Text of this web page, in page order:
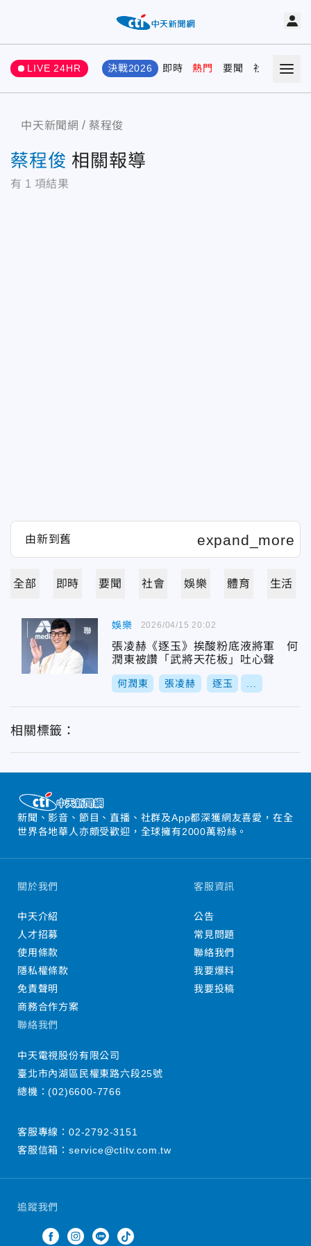
LIVE 24HR 決戰2026 即時 熱門 要聞 社會 娛樂
中天新聞網 蔡程俊
蔡程俊 相關報導
有 1 項結果
全部 即時 要聞 社會 娛樂 體育 生活
娛樂
張凌赫《逐玉》挨酸粉底液將軍 何
潤東被讚「武將天花板」吐心聲
何潤東 張凌赫 逐玉
2026/04/15 20:02
相關標籤：
新聞、影音、節目、直播、社群及App都深獲網友喜愛，在全
世界各地華人亦頗受歡迎，全球擁有2000萬粉絲。
追蹤我們
關於我們
中天介紹
人才招募
使用條款
隱私權條款
免責聲明
商務合作方案
客服資訊
公告
常見問題
聯絡我們
我要爆料
我要投稿
聯絡我們
中天電視股份有限公司
臺北市內湖區民權東路六段25號
總機：(02)6600-7766
客服專線： 02-2792-3151
客服信箱： service@ctitv.com.tw